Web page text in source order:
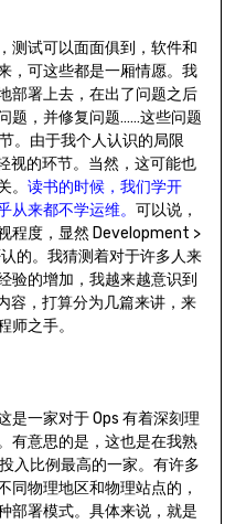
测试可以面面俱到，软件和
，可这些都是一厢情愿。我
部署上去，在出了问题之后
题，并修复问题……这些问题
。由于我个人认识的局限
视的环节。当然，这可能也
读书的时候，我们学开
从来都不学运维。 可以说，
程度，显然 Development >
的。我猜测着对于许多人来
验的增加，我越来越意识到
容，打算分为几篇来讲，来
师之手。
是一家对于 Ops 有着深刻理
有意思的是，这也是在我熟
入比例最高的一家。有许多
同物理地区和物理站点的，
部署模式。具体来说，就是